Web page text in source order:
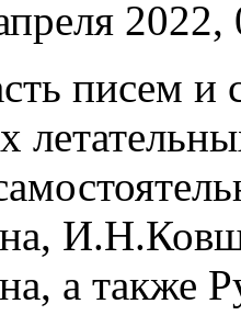
2022,
писем и
а также